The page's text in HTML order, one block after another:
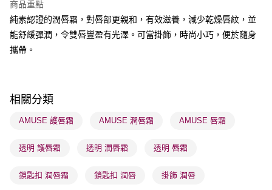
BoC Pay
送貨方式
順豐自助櫃 - 確認發貨後1-3個工作天送達
順豐站及營業點 - 確認發貨後1-3個工作天送達
物流公司進行物流配送
商品重點
純素認證的潤唇霜，對唇部更親和，有效滋養，減少乾燥唇紋，並
能舒緩彈潤，令雙唇豐盈有光澤。可當掛飾，時尚小巧，便於隨身
攜帶。
相關分類
AMUSE 護唇霜 AMUSE 潤唇霜 AMUSE 唇霜
透明 護唇霜 透明 潤唇霜 透明 唇霜
鎖匙扣 潤唇霜 鎖匙扣 潤唇 掛飾 潤唇